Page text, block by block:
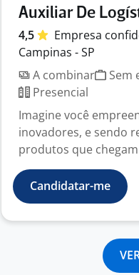
Auxiliar De
4,5 Empresa
Campinas - SP
A combinar
Sem
Presencial
Imagine você
inovadores, e sendo
produtos que
Candidatar-me